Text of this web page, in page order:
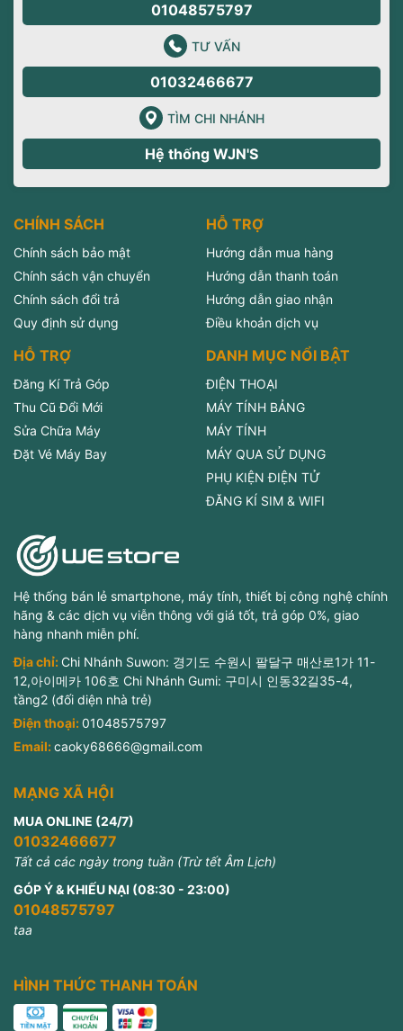
01048575797
TƯ VẤN
01032466677
TÌM CHI NHÁNH
Hệ thống WJN'S
CHÍNH SÁCH
Chính sách bảo mật
Chính sách vận chuyển
Chính sách đổi trả
Quy định sử dụng
HỖ TRỢ
Hướng dẫn mua hàng
Hướng dẫn thanh toán
Hướng dẫn giao nhận
Điều khoản dịch vụ
HỖ TRỢ
Đăng Kí Trả Góp
Thu Cũ Đổi Mới
Sửa Chữa Máy
Đặt Vé Máy Bay
DANH MỤC NỔI BẬT
ĐIỆN THOẠI
MÁY TÍNH BẢNG
MÁY TÍNH
MÁY QUA SỬ DỤNG
PHỤ KIỆN ĐIỆN TỬ
ĐĂNG KÍ SIM & WIFI
Hệ thống bán lẻ smartphone, máy tính, thiết bị công nghệ chính
hãng & các dịch vụ viễn thông với giá tốt, trả góp 0%, giao
hàng nhanh miễn phí.
Địa chỉ: Chi Nhánh Suwon: 경기도 수원시 팔달구 매산로1가 11-
12,아이메카 106호 Chi Nhánh Gumi: 구미시 인동32길35-4,
tầng2 (đối diện nhà trẻ)
Điện thoại:01048575797
Email:caoky68666@gmail.com
MẠNG XÃ HỘI
MUA ONLINE (24/7)
01032466677
Tất cả các ngày trong tuần (Trừ tết Âm Lịch)
GÓP Ý & KHIẾU NẠI (08:30 - 23:00)
01048575797
taa
HÌNH THỨC THANH TOÁN